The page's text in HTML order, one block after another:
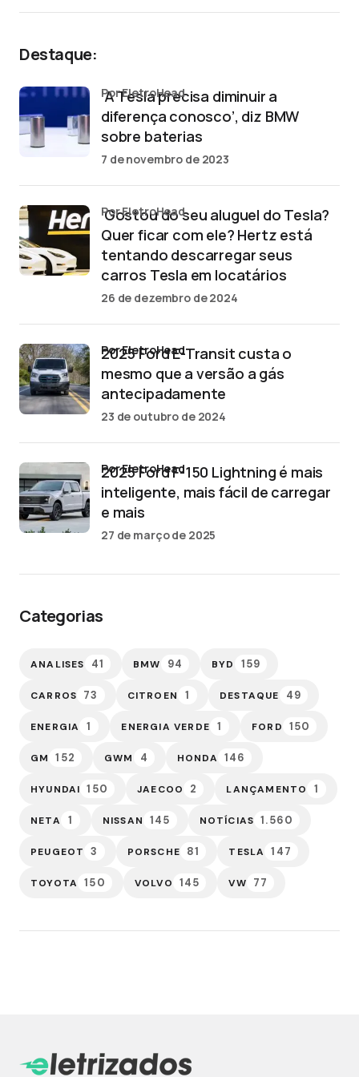
Destaque:
‘A Tesla precisa diminuir a
diferença conosco’, diz BMW
sobre baterias
por EletroHead
7 de novembro de 2023
‘Gostou do seu aluguel do Tesla?
Quer ficar com ele? Hertz está
tentando descarregar seus
carros Tesla em locatários
por EletroHead
26 de dezembro de 2024
2025 Ford E-Transit custa o
mesmo que a versão a gás
antecipadamente
por EletroHead
23 de outubro de 2024
2025 Ford F-150 Lightning é mais
inteligente, mais fácil de carregar
e mais
por EletroHead
27 de março de 2025
Categorias
ANALISES 41 BMW 94 BYD 159
CARROS 73 CITROEN 1 DESTAQUE 49
ENERGIA 1 ENERGIA VERDE 1 FORD 150
GM 152 GWM 4 HONDA 146
HYUNDAI 150 JAECOO 2 LANÇAMENTO 1
NETA 1 NISSAN 145 NOTÍCIAS 1.560
PEUGEOT 3 PORSCHE 81 TESLA 147
TOYOTA 150 VOLVO 145 VW 77